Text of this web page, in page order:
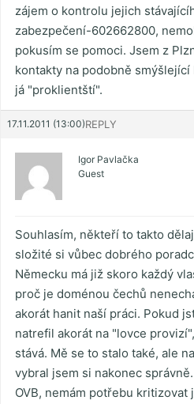
zájem o kontrolu jejich
zabezpečení-602662800,
pokusím se pomoci. Jsem z
kontakty na podobně
já "proklientští".
17.11.2011 (13:00)REPLY
Igor Pavlačka
Guest
Souhlasím, někteří to takto
složité si vůbec dobrého
Německu má již skoro každý
proč je doménou čechů
akorát hanit naší práci. Pokud
natrefil akorát na "lovce
stává. Mě se to stalo také, ale
vybral jsem si nakonec
OVB, nemám potřebu kritizovat